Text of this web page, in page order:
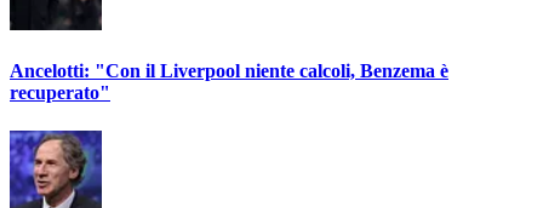
Ancelotti: "Con il Liverpool niente calcoli, Benzema è
recuperato"